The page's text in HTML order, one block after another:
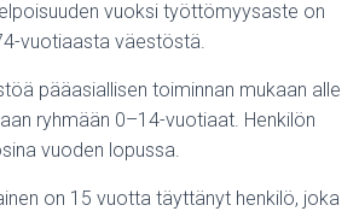
vuoksi työttömyysaste on
vuotiaasta väestöstä.
pääasiallisen toiminnan mukaan alle
ryhmään 0–14-vuotiaat. Henkilön
vuoden lopussa.
on 15 vuotta täyttänyt henkilö, joka